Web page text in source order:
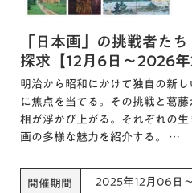
「日本画」の挑戦者た
探求【12月6日～2026年
明治から昭和にかけて独自の新
に焦点を当てる。その挑戦と葛
相が浮かび上がる。それぞれの
画の多様な魅力を紹介する。 …
開催期間 2025年12月06日